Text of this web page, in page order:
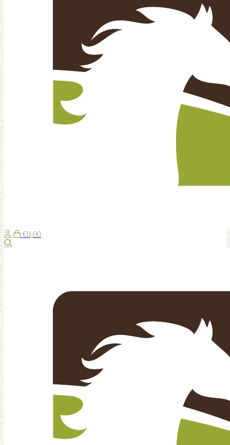
€0,00